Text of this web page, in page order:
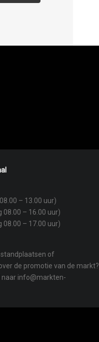
– 13.00 uur)
08.00 – 16.00 uur)
– 17.00 uur)
standplaatsen of
de promotie van de markt?
info@markten-